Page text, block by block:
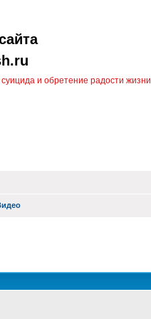
и обретение радости жизни